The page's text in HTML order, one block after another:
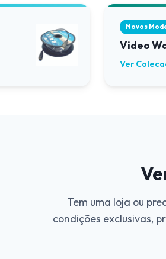
Novos
Video
Ver
Tem uma loja ou
condições exclusivas,